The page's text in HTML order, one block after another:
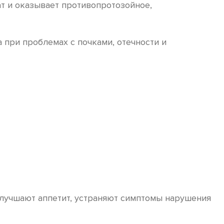
оказывает противопротозойное,
проблемах с почками, отечности и
аппетит, устраняют симптомы нарушения